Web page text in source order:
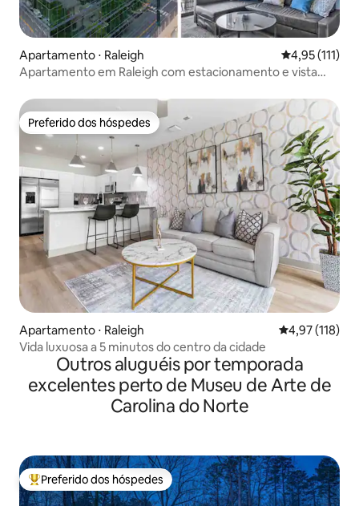
Apartamento ⋅ Raleigh 4,95 de uma
4,95 (111)
Apartamento em Raleigh com estacionamento e vista
Preferido dos hóspedes
Preferido dos hóspedes
Apartamento ⋅ Raleigh 4,97 de uma
4,97 (118)
Vida luxuosa a 5 minutos do centro da cidade
Outros aluguéis por temporada
excelentes perto de Museu de Arte de
Carolina do Norte
Entre os melhores preferidos dos hóspedes
Preferido dos hóspedes